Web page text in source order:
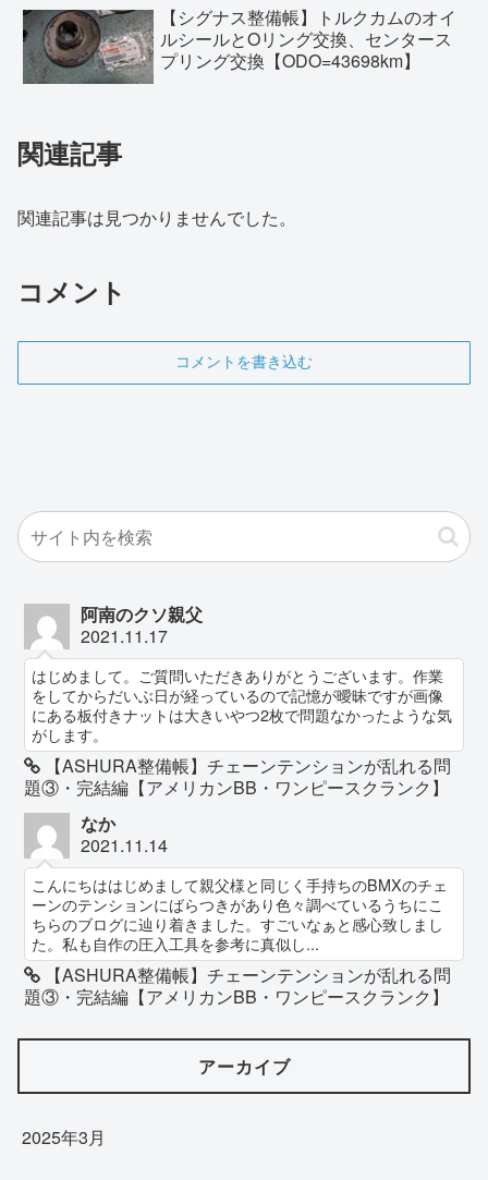
【シグナス整備帳】トルクカムのオイ
ルシールとOリング交換、センタース
プリング交換【ODO=43698km】
関連記事
関連記事は見つかりませんでした。
コメント
コメントを書き込む
阿南のクソ親父
2021.11.17
はじめまして。ご質問いただきありがとうございます。作業
をしてからだいぶ日が経っているので記憶が曖昧ですが画像
にある板付きナットは大きいやつ2枚で問題なかったような気
がします。
【ASHURA整備帳】チェーンテンションが乱れる問
題③・完結編【アメリカンBB・ワンピースクランク】
なか
2021.11.14
こんにちははじめまして親父様と同じく手持ちのBMXのチェ
ーンのテンションにばらつきがあり色々調べているうちにこ
ちらのブログに辿り着きました。すごいなぁと感心致しまし
た。私も自作の圧入工具を参考に真似し...
【ASHURA整備帳】チェーンテンションが乱れる問
題③・完結編【アメリカンBB・ワンピースクランク】
アーカイブ
2025年3月